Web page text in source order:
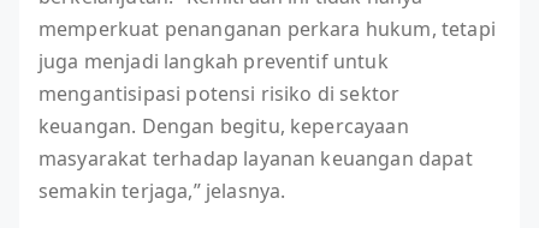
memperkuat penanganan perkara hukum, tetapi
juga menjadi langkah preventif untuk
mengantisipasi potensi risiko di sektor
keuangan. Dengan begitu, kepercayaan
masyarakat terhadap layanan keuangan dapat
semakin terjaga,” jelasnya.